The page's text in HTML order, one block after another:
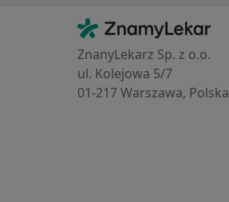
Kontakt
ZnamyLekar - Hlavní stránka
ZnanyLekarz Sp. z o.o.
ul. Kolejowa 5/7
01-217 Warszawa, Polska